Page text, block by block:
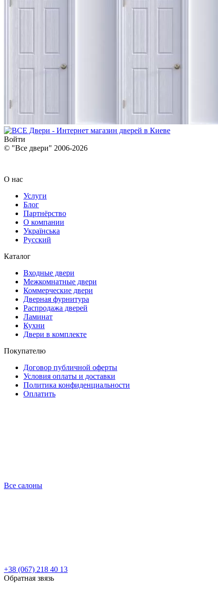
Войти
© "Все двери" 2006-2026
О нас
Услуги
Блог
Партнёрство
О компании
Українська
Русский
Каталог
Входные двери
Межкомнатные двери
Коммерческие двери
Дверная фурнитура
Распродажа дверей
Ламинат
Кухни
Двери в комплекте
Покупателю
Договор публичной оферты
Условия оплаты и доставки
Политика конфиденциальности
Оплатить
Все салоны
+38 (067) 218 40 13
Обратная звязь